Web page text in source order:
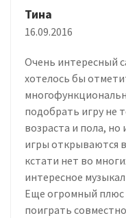
Тина
16.09.2016
Очень интересный
хотелось бы
подобрать игру не
возраста и пола, но
игры открываются
кстати нет во
интересное
Еще огромный плюс
поиграть